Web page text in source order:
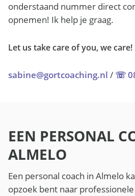
onderstaand nummer direct
opnemen! Ik help je graag.
Let us take care of you, we care!
sabine@gortcoaching.nl / ☏
EEN PERSONAL
ALMELO
Een personal coach in Almelo
opzoek bent naar